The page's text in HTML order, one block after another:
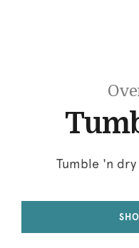
Tumble 'n dry